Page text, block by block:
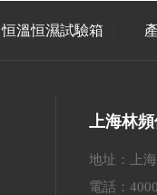
恒溫恒濕試驗箱
上海林
地址：上
電話：